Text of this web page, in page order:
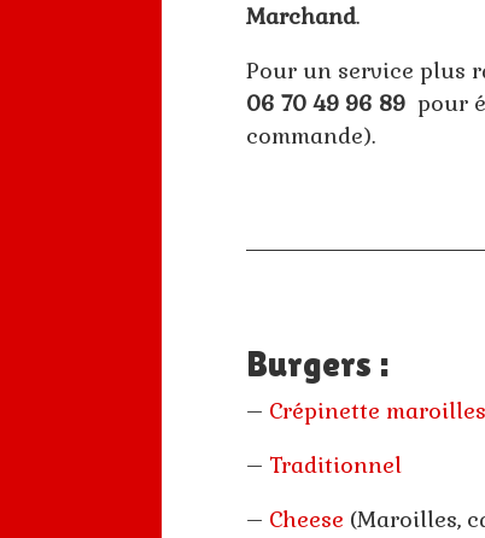
Marchand.
Pour un service plus
06 70 49 96 89 pour
commande).
Burgers :
– Crépinette maroilles
– Traditionnel
– Cheese (Maroilles,